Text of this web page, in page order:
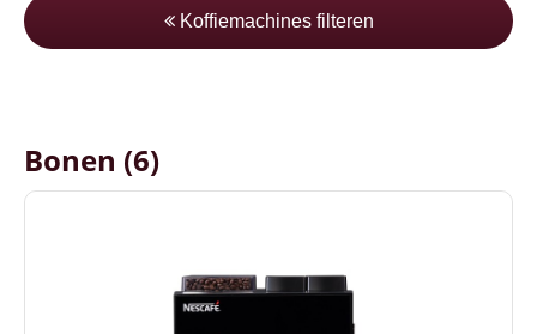
Koffiemachines filteren
Bonen (6)